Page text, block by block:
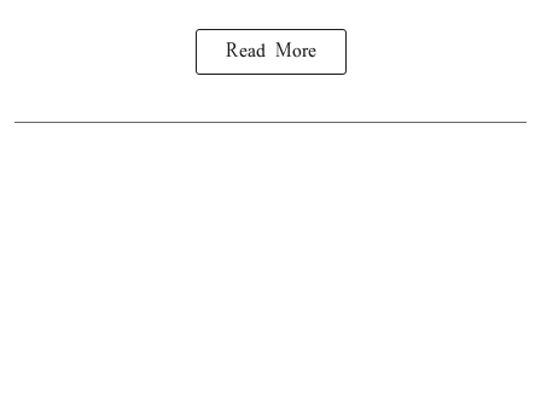
Read More